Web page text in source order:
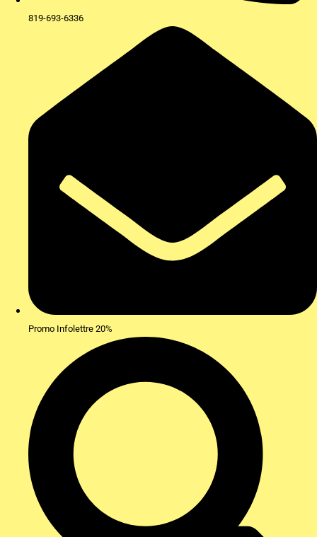
819-693-6336
Promo Infolettre 20%